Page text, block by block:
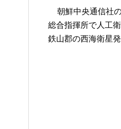
朝鮮中央通信社
総合指揮所で人工
鉄山郡の西海衛星